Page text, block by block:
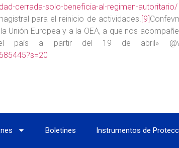
cerrada-solo-beneficia-al-regimen-autoritario/
para el reinicio de actividades.[9]
Unión Europea y a la OEA, a que nos
país a partir del 19 de abril»
Boletines Instrumentos de